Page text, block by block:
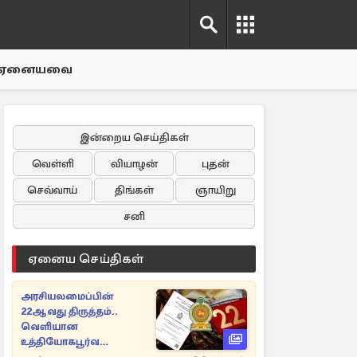
இன்றைய செய்திகள்
வெள்ளி
வியாழன்
புதன்
செவ்வாய்
திங்கள்
ஞாயிறு
சனி
ஏனைய செய்திகள்
அரசியலமைப்பின்
22ஆவது திருத்தம்..
வெளியான
உத்தியோகபூர்வ